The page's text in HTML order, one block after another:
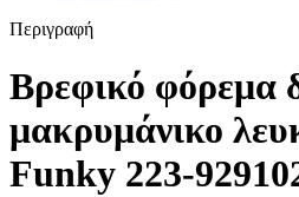
Περιγραφή
Βρεφικό φόρεμα
μακρυμάνικο
Funky 223-